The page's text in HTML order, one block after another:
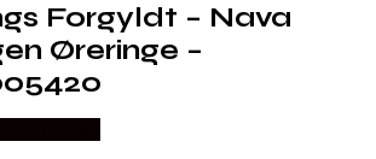
Forgyldt – Nava
Øreringe –